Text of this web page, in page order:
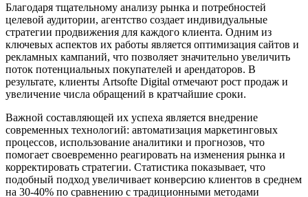
Благодаря тщательному анализу рынка и потребностей
целевой аудитории, агентство создает индивидуальные
стратегии продвижения для каждого клиента. Одним из
ключевых аспектов их работы является оптимизация сайтов и
рекламных кампаний, что позволяет значительно увеличить
поток потенциальных покупателей и арендаторов. В
результате, клиенты Artsofte Digital отмечают рост продаж и
увеличение числа обращений в кратчайшие сроки.
Важной составляющей их успеха является внедрение
современных технологий: автоматизация маркетинговых
процессов, использование аналитики и прогнозов, что
помогает своевременно реагировать на изменения рынка и
корректировать стратегии. Статистика показывает, что
подобный подход увеличивает конверсию клиентов в среднем
на 30-40% по сравнению с традиционными методами